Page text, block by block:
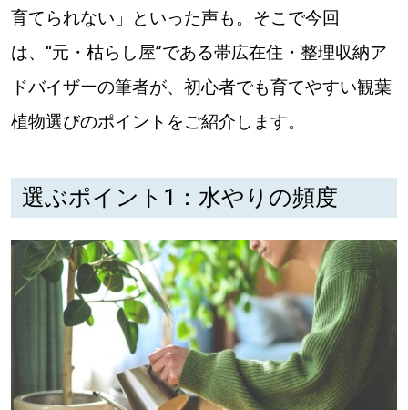
道東
KEYWORD キーワード
Sitakke編集部あい
【いろんな価値観や生き方に触れたい】
Sitakke編集部 IKU
【暮らしの知恵を身につけたい】
育てられない」といった声も。そこで今回
は、“元・枯らし屋”である帯広在住・整理収納ア
ドバイザーの筆者が、初心者でも育てやすい観葉
植物選びのポイントをご紹介します。
選ぶポイント1：水やりの頻度